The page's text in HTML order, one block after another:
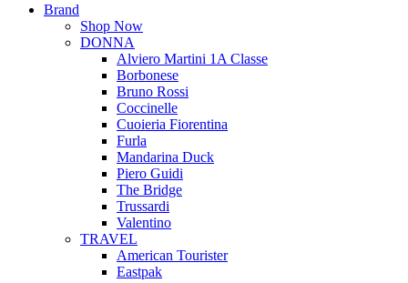
Close
Brand
Shop Now
DONNA
Alviero Martini 1A Classe
Borbonese
Bruno Rossi
Coccinelle
Cuoieria Fiorentina
Furla
Mandarina Duck
Piero Guidi
The Bridge
Trussardi
Valentino
TRAVEL
American Tourister
Eastpak